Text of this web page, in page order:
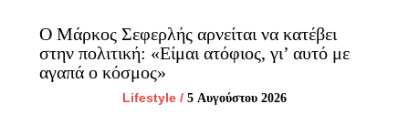
Ο Μάρκος Σεφερλής αρνείται να κατέβει
στην πολιτική: «Είμαι ατόφιος, γι’ αυτό με
αγαπά ο κόσμος»
Lifestyle / 5 Αυγούστου 2026